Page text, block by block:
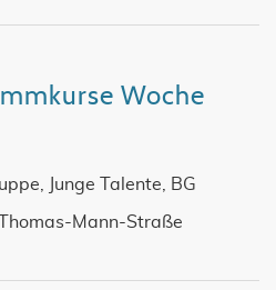
Woche
Junge Talente, BG
Mann-Straße